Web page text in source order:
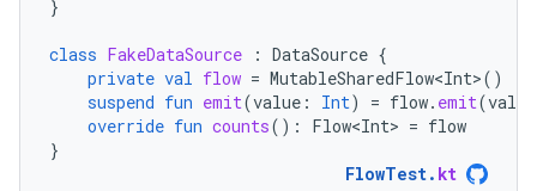
}
class FakeDataSource : DataSource {
private val flow = MutableSharedFlow<Int>()
suspend fun emit(value : Int) = flow. emit(value
override fun counts(): Flow<Int> = flow
}
FlowTest. kt